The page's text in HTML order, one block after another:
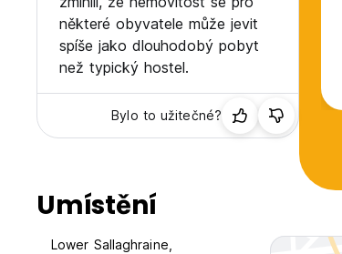
některé obyvatele může jevit
spíše jako dlouhodobý pobyt
než typický hostel.
Bylo to užitečné?
Umístění
Lower Sallaghraine,